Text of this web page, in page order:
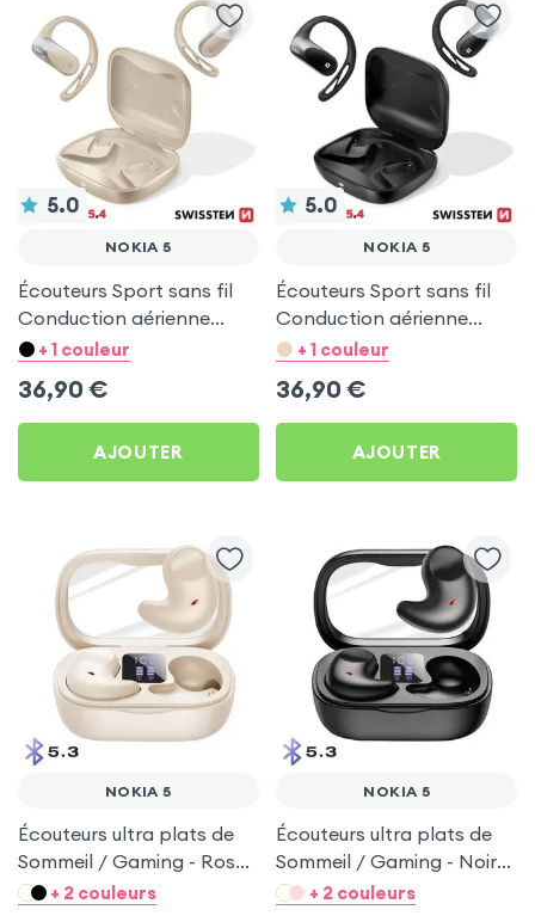
5.0
NOKIA 5
Écouteurs Sport sans fil
Conduction aérienne
Swissten Run Beige pour
+ 1 couleur
36,90 €
AJOUTER
5.0
NOKIA 5
Écouteurs Sport sans fil
Conduction aérienne
Swissten Run Noir pour
+ 1 couleur
36,90 €
AJOUTER
NOKIA 5
Écouteurs ultra plats de
Sommeil / Gaming - Rose
pour Nokia 5
+ 2 couleurs
NOKIA 5
Écouteurs ultra plats de
Sommeil / Gaming - Noir
pour Nokia 5
+ 2 couleurs